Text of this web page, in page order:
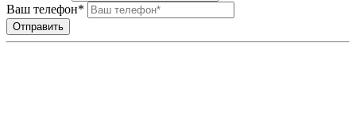
Ваш телефон*